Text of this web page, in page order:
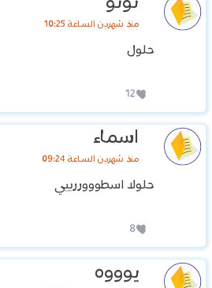
منذ شهرين الساعة 10:25
حلول
12
اسماء
منذ شهرين الساعة 09:24
حلولا اسطوووررييي
8
يوووه